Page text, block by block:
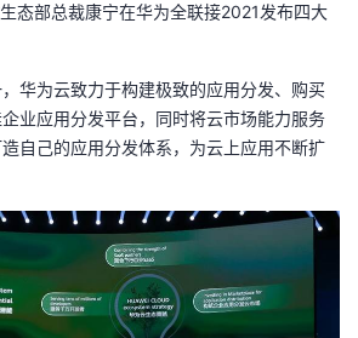
态部总裁康宁在华为全联接2021发布四大
华为云致力于构建极致的应用分发、购买
业应用分发平台，同时将云市场能力服务
自己的应用分发体系，为云上应用不断扩